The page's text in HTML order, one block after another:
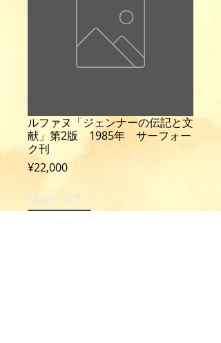
ルファヌ「ジェンナーの伝記と文
献」第2版 1985年 サーフォー
ク刊
¥22,000Price
Quantity *